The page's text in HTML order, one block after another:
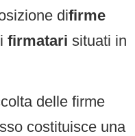
difirme
firmatari situati in
delle firme
costituisce una